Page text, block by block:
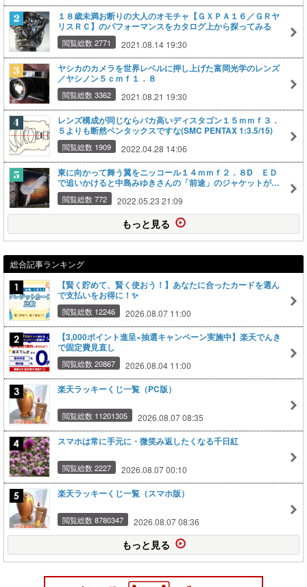
１８歳未満お断りの大人のオモチャ【ＧＸＰＡ１６／ＧＲヤ
リスＲＣ】のパフォーマンスをカタログ上から探ってみる
閲覧総数 2771 2021.08.14 19:30
ヤシカのカメラを世界レベルに押し上げた富岡光学のレンズ
／ヤシノン５ｃｍｆ１．８
閲覧総数 3362 2021.08.21 19:30
レンズ構成が同じならバカ高いディスタゴン１５ｍｍｆ３．
５よりも断然ペンタックスですな(SMC PENTAX 1:3.5/15)
閲覧総数 1909 2022.04.28 14:06
東に向かって舞う翼をニッコール１４ｍｍｆ２．８D ＥＤ
で追いかけると中島みゆきさんの「前途」のジャケットが見
えた
閲覧総数 772 2022.05.23 21:09
もっと見る
総合記事ランキング
【賢く貯めて、賢く使おう！】あなたに合ったカードを選ん
で支払いをお得に！✨
閲覧総数 12246 2026.08.07 11:00
【3,000ポイント進呈×抽選キャンペーン実施中】楽天でんき
で固定費見直し
閲覧総数 20867 2026.08.04 11:00
楽天ラッキーくじ一覧（PC版）
閲覧総数 11201305 2026.08.07 08:35
スマホは常に手元に・微笑み返したくなる千日紅
閲覧総数 2227 2026.08.07 00:10
楽天ラッキーくじ一覧（スマホ版）
閲覧総数 8780347 2026.08.07 08:36
もっと見る